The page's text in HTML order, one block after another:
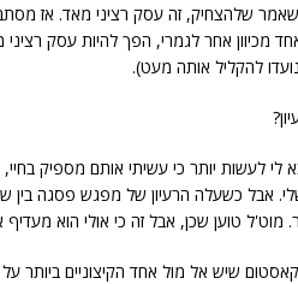
שאמר שלהצחיק, זה עסק רציני מאד. אז
מכיוון אחר לגמרי, הפך להיות עסק
להקליל אותה מעט).
לי לעשות יותר כי עשיתי אותם מספיק בחיי,
אבל כשעלה הרעיון של מפגש פסגה בין
מוט'ל טוען שכן, אבל זה כי אולי הוא מעדיף
שיש אל מול אחד הקיצוניים ביותר על